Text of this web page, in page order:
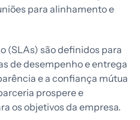
para alinhamento e
(SLAs) são definidos para
de desempenho e entrega
e a confiança mútua
prospere e
os objetivos da empresa.